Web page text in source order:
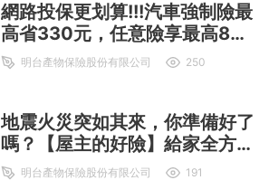
網路投保更划算!!!汽車強制險最
高省330元，任意險享最高86
折起明台產物保險股份有限公司 250
地震火災突如其來，你準備好了
嗎？【屋主的好險】給家全方位
的保障！
明台產物保險股份有限公司 191